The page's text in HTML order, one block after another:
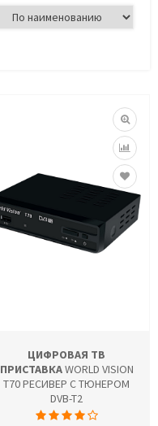
ЦИФРОВАЯ ТВ
ПРИСТАВКАWORLD VISION
T70 РЕСИВЕР С ТЮНЕРОМ
DVB-T2